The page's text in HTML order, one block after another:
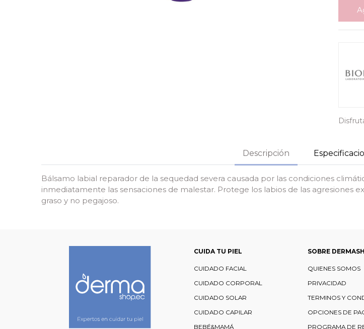
Descripción
Bálsamo labial reparador de la sequedad severa causada por las condiciones
inmediatamente las sensaciones de malestar. Protege los labios de las agresiones
graso y no pegajoso.
CUIDA TU PIEL
CUIDADO FACIAL
CUIDADO CORPORAL
CUIDADO SOLAR
CUIDADO CAPILAR
BEBÉ&MAMÁ
SOBRE
QUIENES SOMOS
PRIVACIDAD
TERMINOS Y
OPCIONES DE
PROGRAMA DE